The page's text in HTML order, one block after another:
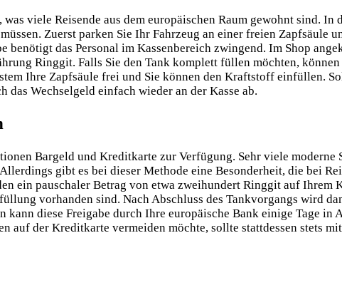
viele Reisende aus dem europäischen Raum gewohnt sind.
Zuerst parken Sie Ihr Fahrzeug an einer freien Zapfsäule
das Personal im Kassenbereich zwingend. Im Shop
Ringgit. Falls Sie den Tank komplett füllen möchten,
Ihre Zapfsäule frei und Sie können den Kraftstoff einfüllen.
Wechselgeld einfach wieder an der Kasse ab.
Bargeld und Kreditkarte zur Verfügung. Sehr viele
gibt es bei dieser Methode eine Besonderheit, die bei
ein pauschaler Betrag von etwa zweihundert Ringgit auf Ihrem
vorhanden sind. Nach Abschluss des Tankvorgangs wird
diese Freigabe durch Ihre europäische Bank einige Tage in
der Kreditkarte vermeiden möchte, sollte stattdessen stets